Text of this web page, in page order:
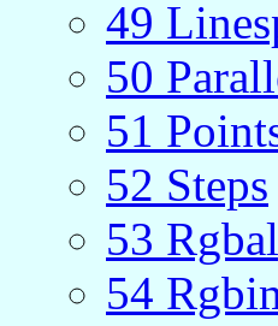
49
50
51
52 Steps
53
54